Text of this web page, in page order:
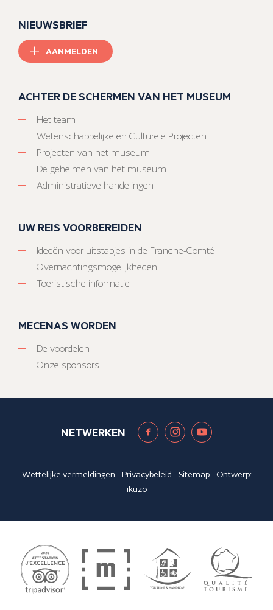
NIEUWSBRIEF
AANMELDEN
ACHTER DE SCHERMEN VAN HET MUSEUM
Het team
Wetenschappelijke en Culturele Projecten
Projecten van het museum
De geheimen van het museum
Administratieve handelingen
UW REIS VOORBEREIDEN
Ideeën voor uitstapjes in de Franche-Comté
Overnachtingsmogelijkheden
Toeristische informatie
MECENAS WORDEN
De voordelen
Onze sponsors
NETWERKEN
Wettelijke vermeldingen -Privacybeleid - Sitemap- Ontwerp:
ikuzo